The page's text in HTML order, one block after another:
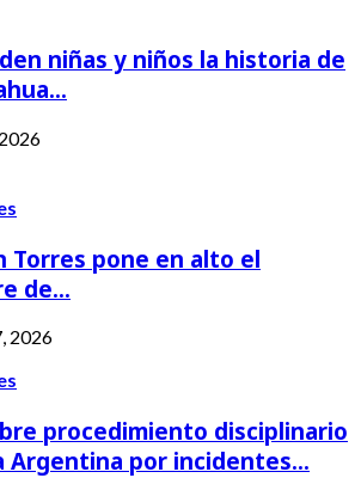
niñas y niños la historia de
Torres pone en alto el
de…
2026
procedimiento disciplinario
Argentina por incidentes…